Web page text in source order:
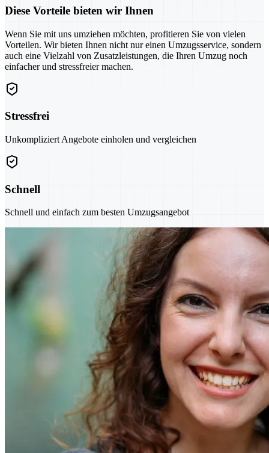
Diese Vorteile bieten wir Ihnen
Wenn Sie mit uns umziehen möchten, profitieren Sie von vielen
Vorteilen. Wir bieten Ihnen nicht nur einen Umzugsservice, sondern
auch eine Vielzahl von Zusatzleistungen, die Ihren Umzug noch
einfacher und stressfreier machen.
Stressfrei
Unkompliziert Angebote einholen und vergleichen
Schnell
Schnell und einfach zum besten Umzugsangebot